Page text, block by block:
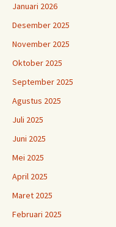
Januari 2026
Desember 2025
November 2025
Oktober 2025
September 2025
Agustus 2025
Juli 2025
Juni 2025
Mei 2025
April 2025
Maret 2025
Februari 2025